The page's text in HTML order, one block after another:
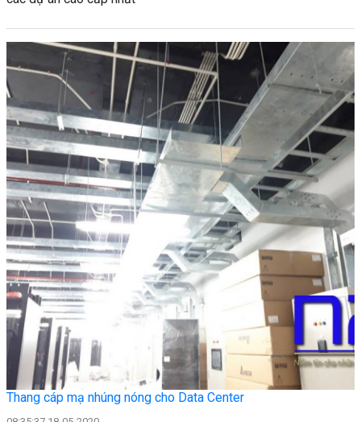
Thang cáp mạ nhúng nóng cho Data Center